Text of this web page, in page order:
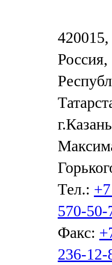
420015,
Россия,
Тел.:
570-50-
Факс:
236-12-